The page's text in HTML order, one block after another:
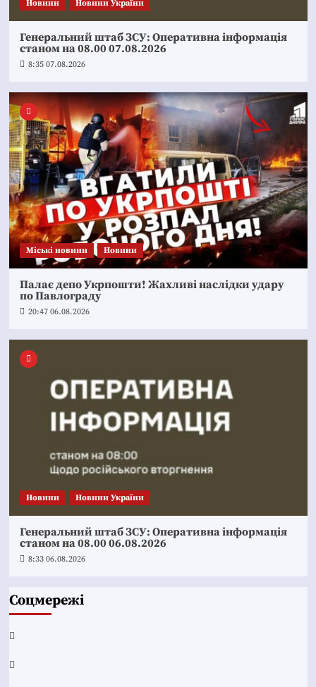
Новини Новини України
Генеральний штаб ЗСУ: Оперативна інформація
станом на 08.00 07.08.2026
8:35 07.08.2026
Mіські новини Новини
Палає депо Укрпошти! Жахливі наслідки удару
по Павлограду
20:47 06.08.2026
Новини Новини України
Генеральний штаб ЗСУ: Оперативна інформація
станом на 08.00 06.08.2026
8:33 06.08.2026
Соцмережі
Facebook
YouTube